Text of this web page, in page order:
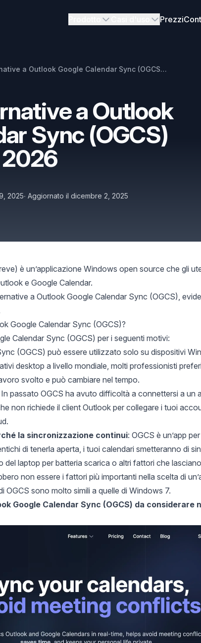
Prezzi
Le migliori alternative a Outlook Google Calendar Sync (OGCS) nel 2026
a Outlook
Sync (OGCS)
il
2025∙ Aggiornato il dicembre 2, 2025
è un’applicazione Windows open source che gli
e Google Calendar.
a Outlook Google Calendar Sync (OGCS),
Google Calendar Sync (OGCS)?
Calendar Sync (OGCS) per i seguenti motivi:
(OGCS) può essere utilizzato solo su dispositivi
desktop a livello mondiale, molti professionisti
svolto e può cambiare nel tempo.
In passato OGCS ha avuto difficoltà a connettersi a
non richiede il client Outlook per collegare i tuoi
la sincronizzazione continui: OGCS è un’app
di tenerla aperta, i tuoi calendari smetteranno di
laptop per batteria scarica o altri fattori che
non essere i fattori più importanti nella scelta di
OGCS sono molto simili a quelle di Windows 7.
Google Calendar Sync (OGCS) da considerare